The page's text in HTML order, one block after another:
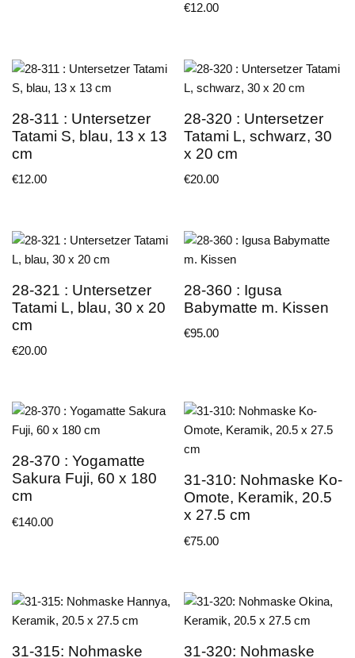
€12.00
28-311 : Untersetzer
Tatami S, blau, 13 x 13
cm
€12.00
28-320 : Untersetzer
Tatami L, schwarz, 30
x 20 cm
€20.00
28-321 : Untersetzer
Tatami L, blau, 30 x 20
cm
€20.00
28-360 : Igusa
Babymatte m. Kissen
€95.00
28-370 : Yogamatte
Sakura Fuji, 60 x 180
cm
€140.00
31-310: Nohmaske Ko-
Omote, Keramik, 20.5
x 27.5 cm
€75.00
31-315: Nohmaske 31-320: Nohmaske